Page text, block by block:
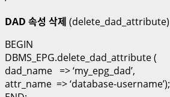
DAD 속성 삭제 (delete_dad_attribute)
BEGIN
DBMS_EPG.delete_dad_attribute (
dad_name => ‘my_epg_dad’,
attr_name => ‘database-username’);